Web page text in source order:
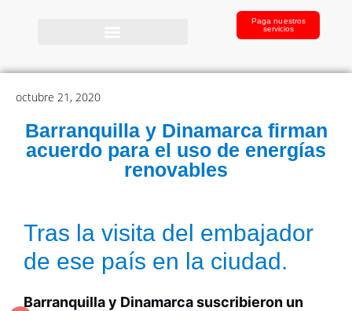
Paga nuestros
servicios
octubre 21, 2020
Barranquilla y Dinamarca firman
acuerdo para el uso de energías
renovables
Tras la visita del embajador
de ese país en la ciudad.
Barranquilla y Dinamarca suscribieron un